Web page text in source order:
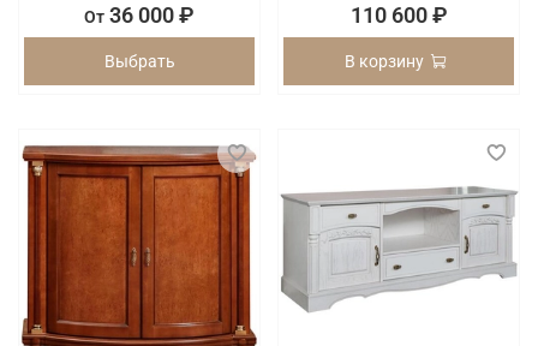
От 36 000 ₽
Выбрать
110 600 ₽
В корзину